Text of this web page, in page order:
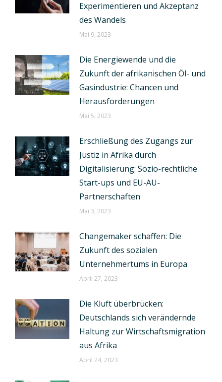
Experimentieren und Akzeptanz
des Wandels
Mai 9, 2023
Die Energiewende und die
Zukunft der afrikanischen Öl- und
Gasindustrie: Chancen und
Herausforderungen
Mai 5, 2023
Erschließung des Zugangs zur
Justiz in Afrika durch
Digitalisierung: Sozio-rechtliche
Start-ups und EU-AU-
Partnerschaften
Mai 3, 2023
Changemaker schaffen: Die
Zukunft des sozialen
Unternehmertums in Europa
April 27, 2023
Die Kluft überbrücken:
Deutschlands sich verändernde
Haltung zur Wirtschaftsmigration
aus Afrika
April 24, 2023